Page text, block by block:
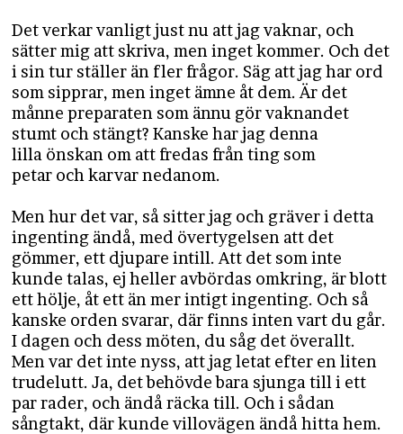
Det verkar vanligt just nu att jag vaknar, och
sätter mig att skriva, men inget kommer. Och det
i sin tur ställer än fler frågor. Säg att jag har ord
som sipprar, men inget ämne åt dem. Är det
månne preparaten som ännu gör vaknandet
stumt och stängt? Kanske har jag denna
lilla önskan om att fredas från ting som
petar och karvar nedanom.
Men hur det var, så sitter jag och gräver i detta
ingenting ändå, med övertygelsen att det
gömmer, ett djupare intill. Att det som inte
kunde talas, ej heller avbördas omkring, är blott
ett hölje, åt ett än mer intigt ingenting. Och så
kanske orden svarar, där finns inten vart du går.
I dagen och dess möten, du såg det överallt.
Men var det inte nyss, att jag letat efter en liten
trudelutt. Ja, det behövde bara sjunga till i ett
par rader, och ändå räcka till. Och i sådan
sångtakt, där kunde villovägen ändå hitta hem.